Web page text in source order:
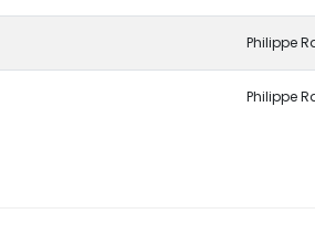
Philippe
Philippe